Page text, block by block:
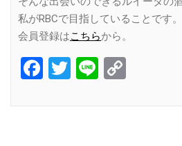
私がRBCで目指していることです。
会員登録はこちらから。
Facebook
Twitter
Line